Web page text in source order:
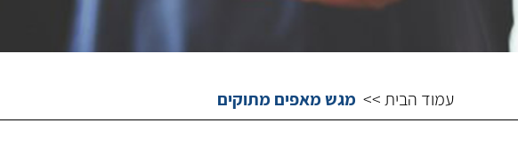
עמוד הבית >> מגש מאפים מתוקים